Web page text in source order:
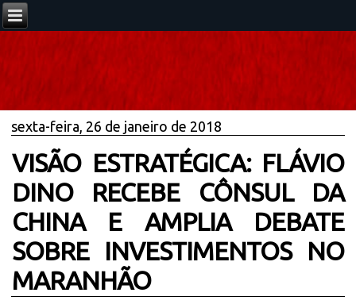
sexta-feira, 26 de janeiro de 2018
VISÃO ESTRATÉGICA: FLÁVIO
DINO RECEBE CÔNSUL DA
CHINA E AMPLIA DEBATE
SOBRE INVESTIMENTOS NO
MARANHÃO